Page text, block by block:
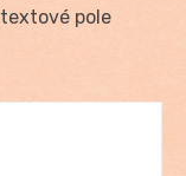
pole